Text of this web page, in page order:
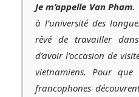
Je m’appelle Van Pham.
à l’université des
rêvé de travailler
d’avoir l’occasion de
vietnamiens. Pour que
francophones